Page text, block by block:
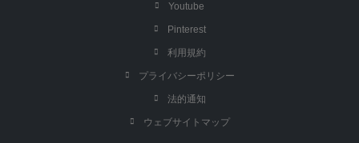
Youtube
Pinterest
利用規約
プライバシーポリシー
法的通知
ウェブサイトマップ